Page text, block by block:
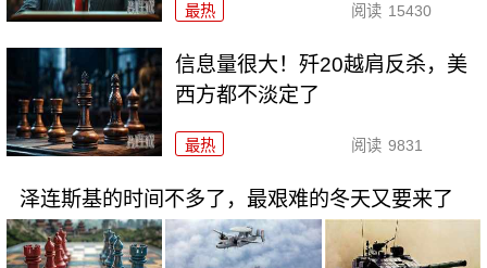
最热 阅读 15430
信息量很大！歼20越肩反杀，美
西方都不淡定了
最热 阅读 9831
泽连斯基的时间不多了，最艰难的冬天又要来了